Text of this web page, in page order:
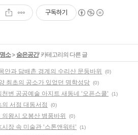
구독하기
소> 숨은공간' 카테고리의 다른 글
안과 담배촌 경계의 수리산 문둥바위 (0)
최초의 공소가 있었던 명학성당 (0)
천변 공공예술 아지트 새동네 '오픈스쿨' (1)
의 서점 대동서점 (0)
의왕시 오봉산 병풍바위 (0)
시장 속 미술관 '스톤앤워터' (1)